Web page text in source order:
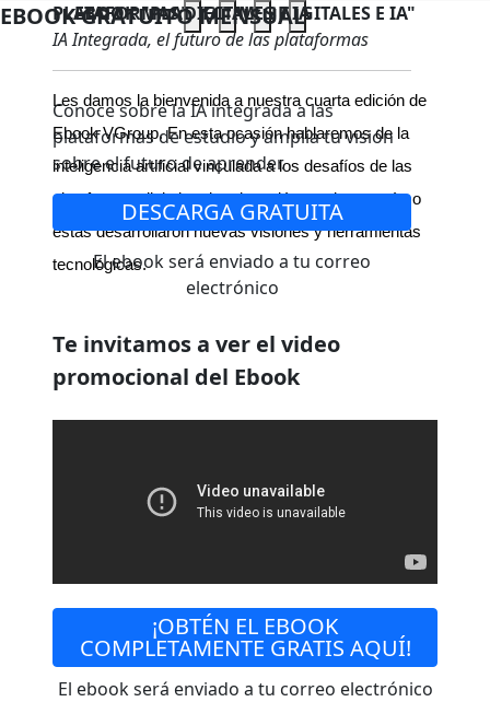
EBOOK GRATUITO MENSUAL
PLATAFORMAS DIGITALES E IA
IA Integrada, el futuro de las plataformas
Conoce sobre la IA integrada a las
plataformas de estudio y amplía tu visión
sobre el futuro de aprender.
DESCARGA GRATUITA
El ebook será enviado a tu correo
electrónico
EBOOK "PLATAFORMAS DIGITALES E IA"
Les damos la bienvenida a nuestra cuarta edición de
Ebook VGroup. En esta ocasión hablaremos de la
inteligencia artificial vinculada a los desafíos de las
plataformas digitales de educación continua y cómo
estas desarrollaron nuevas visiones y herramientas
tecnológicas.
Te invitamos a ver el video
promocional del Ebook
¡OBTÉN EL EBOOK
COMPLETAMENTE GRATIS AQUÍ!
El ebook será enviado a tu correo electrónico